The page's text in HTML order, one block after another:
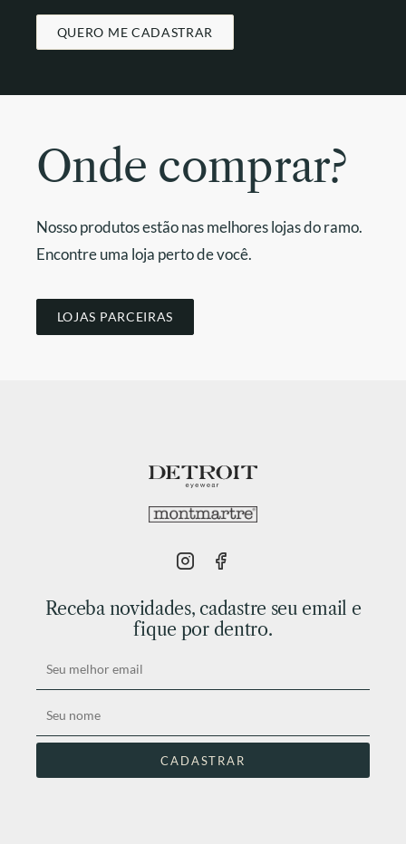
QUERO ME CADASTRAR
Onde comprar?
Nosso produtos estão nas melhores lojas do ramo.
Encontre uma loja perto de você.
LOJAS PARCEIRAS
Receba novidades, cadastre seu email e
fique por dentro.